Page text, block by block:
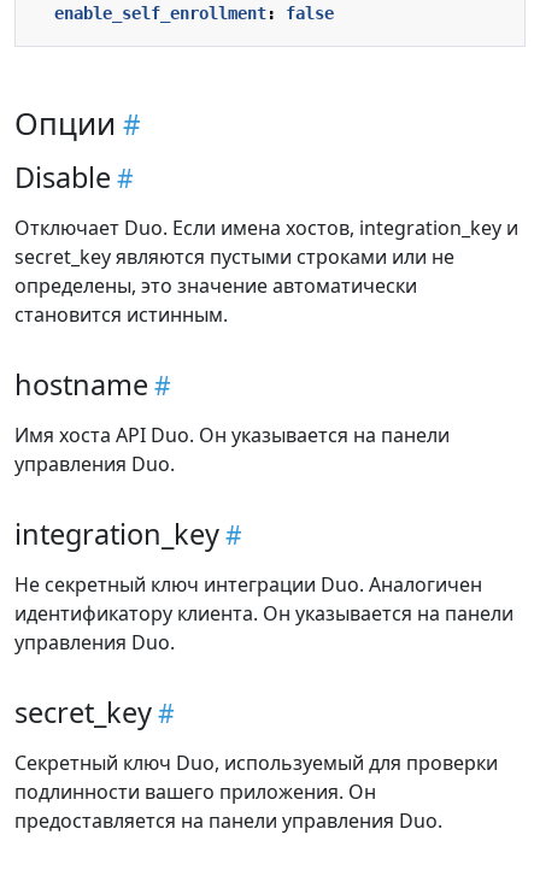
enable_self_enrollment: false
Опции
Disable
Отключает Duo. Если имена хостов, integration_key и
secret_key являются пустыми строками или не
определены, это значение автоматически
становится истинным.
hostname
Имя хоста API Duo. Он указывается на панели
управления Duo.
integration_key
Не секретный ключ интеграции Duo. Аналогичен
идентификатору клиента. Он указывается на панели
управления Duo.
secret_key
Секретный ключ Duo, используемый для проверки
подлинности вашего приложения. Он
предоставляется на панели управления Duo.